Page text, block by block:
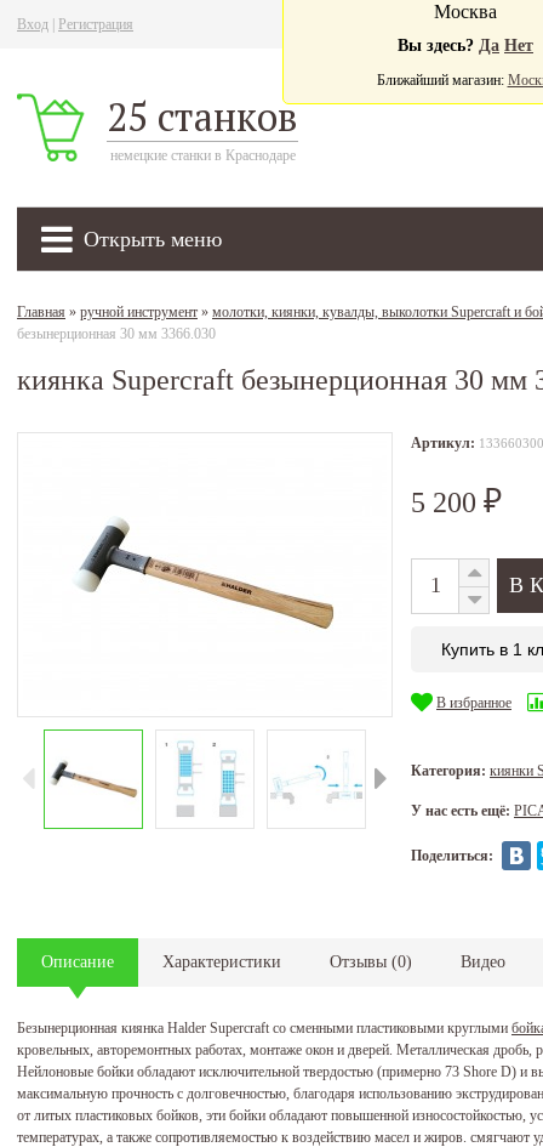
Вход Регистрация
25 станков
немецкие станки в Краснодаре
Открыть меню
Москва
Вы здесь? Да Нет
Ближайший магазин:
Главная » ручной инструмент » молотки, киянки, кувалды, выколотки Supercraft и
безынерционная 30 мм 3366.030
киянка Supercraft безынерционная 30 мм
Артикул: 133660300
5 200 ₽
Купить в 1
В избранное
Категория: киянки
У нас есть ещё:
Поделиться:
Описание Характеристики Отзывы (0) Видео
Безынерционная киянка Halder Supercraft со сменными пластиковыми круглыми
кровельных, авторемонтных работах, монтаже окон и дверей. Металлическая дробь,
Нейлоновые бойки обладают исключительной твердостью (примерно 73 Shore D) и
максимальную прочность с долговечностью, благодаря использованию
от литых пластиковых бойков, эти бойки обладают повышенной износостойкостью,
температурах, а также сопротивляемостью к воздействию масел и жиров.